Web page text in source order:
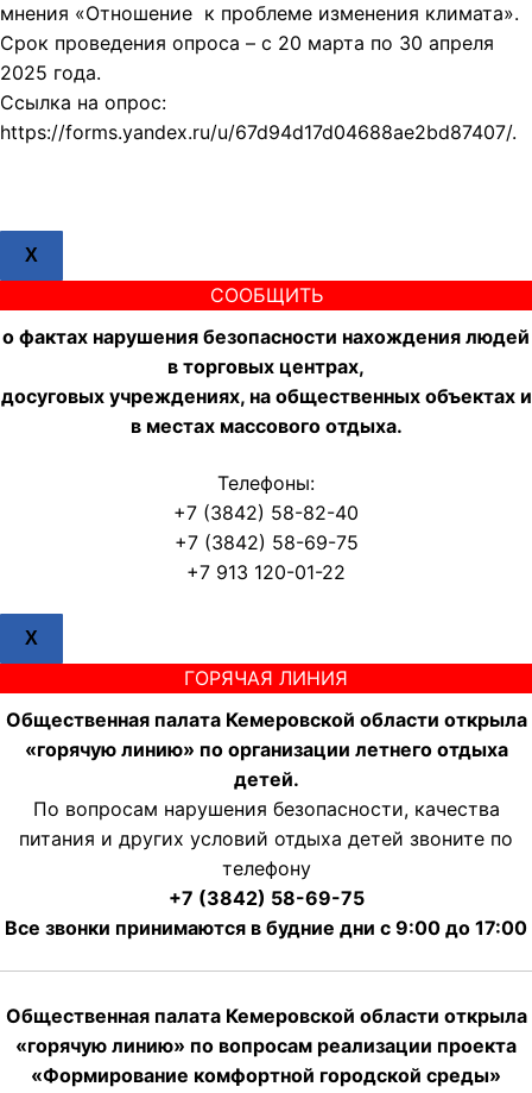
мнения «Отношение к проблеме изменения климата».
Срок проведения опроса – с 20 марта по 30 апреля
2025 года.
Ссылка на опрос:
https://forms.yandex.ru/u/67d94d17d04688ae2bd87407/.
X
СООБЩИТЬ
о фактах нарушения безопасности нахождения людей
в торговых центрах,
досуговых учреждениях, на общественных объектах и
в местах массового отдыха.
Телефоны:
+7 (3842) 58-82-40
+7 (3842) 58-69-75
+7 913 120-01-22
X
ГОРЯЧАЯ ЛИНИЯ
Общественная палата Кемеровской области открыла
«горячую линию» по организации летнего отдыха
детей.
По вопросам нарушения безопасности, качества
питания и других условий отдыха детей звоните по
телефону
+7 (3842) 58-69-75
Все звонки принимаются в будние дни с 9:00 до 17:00
Общественная палата Кемеровской области открыла
«горячую линию» по вопросам реализации проекта
«Формирование комфортной городской среды»